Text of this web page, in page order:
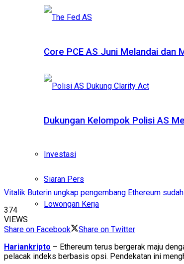
Core PCE AS Juni Melandai dan
Dukungan Kelompok Polisi AS
Investasi
Siaran Pers
Lowongan Kerja
Vitalik Buterin ungkap pengembang Ethereum
374
VIEWS
Share on Facebook
Share on Twitter
Hariankripto – Ethereum terus bergerak maju
pelacak indeks berbasis opsi. Pendekatan ini